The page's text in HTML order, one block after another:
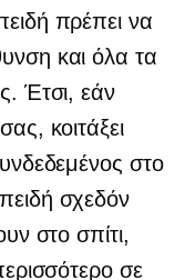
πρέπει να
και όλα τα
Έτσι, εάν
κοιτάξει
στο
σχεδόν
στο σπίτι,
σε